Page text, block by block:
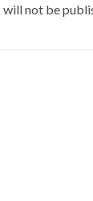
not be